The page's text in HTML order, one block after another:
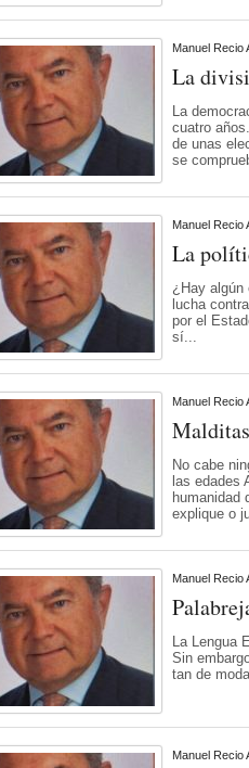
Manuel Recio
La
La
cuatro
de unas
se
Manuel Recio
La
¿Hay algún
lucha
por el
sí...
Manuel Recio
No cabe
las edades
humanidad
explique o
Manuel Recio
La Lengua
Sin
tan de
Manuel Recio